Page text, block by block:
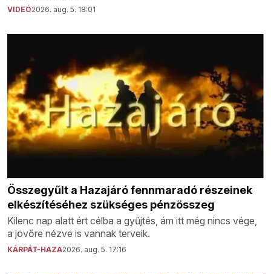
VIDEÓ2026. aug. 5. 18:01
Összegyűlt a Hazajáró fennmaradó részeinek
elkészítéséhez szükséges pénzösszeg
Kilenc nap alatt ért célba a gyűjtés, ám itt még nincs vége,
a jövőre nézve is vannak terveik.
KÁRPÁT-HAZA2026. aug. 5. 17:16